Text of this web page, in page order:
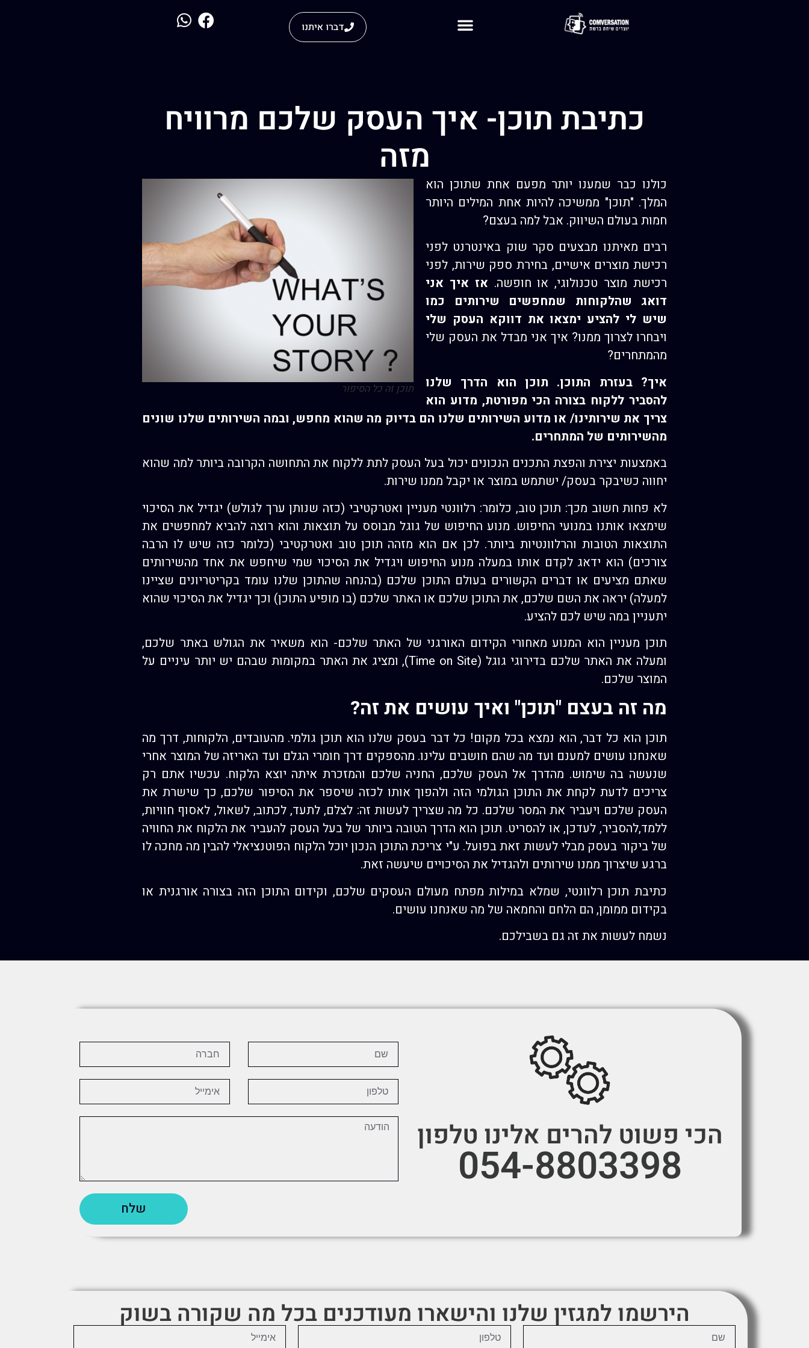
דברו איתנו
כתיבת תוכן- איך העסק שלכם מרוויח
מזה
תוכן זה כל הסיפור
כולנו כבר שמענו יותר מפעם אחת שתוכן הוא
המלך. "תוכן" ממשיכה להיות אחת המילים היותר
חמות בעולם השיווק. אבל למה בעצם?
רבים מאיתנו מבצעים סקר שוק באינטרנט לפני
רכישת מוצרים אישיים, בחירת ספק שירות, לפני
רכישת מוצר טכנולוגי, או חופשה. אז איך אני
דואג שהלקוחות שמחפשים שירותים כמו
שיש לי להציע ימצאו את דווקא העסק שלי
ויבחרו לצרוך ממנו? איך אני מבדל את העסק שלי
מהמתחרים?
איך? בעזרת התוכן. תוכן הוא הדרך שלנו
להסביר ללקוח בצורה הכי מפורטת, מדוע הוא
צריך את שירותינו/ או מדוע השירותים שלנו הם בדיוק מה שהוא מחפש, ובמה השירותים שלנו שונים
מהשירותים של המתחרים.
באמצעות יצירת והפצת התכנים הנכונים יכול בעל העסק לתת ללקוח את התחושה הקרובה ביותר למה שהוא
יחווה כשיבקר בעסק/ ישתמש במוצר או יקבל ממנו שירות.
לא פחות חשוב מכך: תוכן טוב, כלומר: רלוונטי מעניין ואטרקטיבי (כזה שנותן ערך לגולש) יגדיל את הסיכוי
שימצאו אותנו במנועי החיפוש. מנוע החיפוש של גוגל מבוסס על תוצאות והוא רוצה להביא למחפשים את
התוצאות הטובות והרלוונטיות ביותר. לכן אם הוא מזהה תוכן טוב ואטרקטיבי (כלומר כזה שיש לו הרבה
צורכים) הוא ידאג לקדם אותו במעלה מנוע החיפוש ויגדיל את הסיכוי שמי שיחפש את אחד מהשירותים
שאתם מציעים או דברים הקשורים בעולם התוכן שלכם (בהנחה שהתוכן שלנו עומד בקריטריונים שציינו
למעלה) יראה את השם שלכם, את התוכן שלכם או האתר שלכם (בו מופיע התוכן) וכך יגדיל את הסיכוי שהוא
יתעניין במה שיש לכם להציע.
תוכן מעניין הוא המנוע מאחורי הקידום האורגני של האתר שלכם- הוא משאיר את הגולש באתר שלכם,
ומעלה את האתר שלכם בדירוגי גוגל (Time on Site), ומציג את האתר במקומות שבהם יש יותר עיניים על
המוצר שלכם.
מה זה בעצם "תוכן" ואיך עושים את זה?
תוכן הוא כל דבר, הוא נמצא בכל מקום! כל דבר בעסק שלנו הוא תוכן גולמי. מהעובדים, הלקוחות, דרך מה
שאנחנו עושים למענם ועד מה שהם חושבים עלינו. מהספקים דרך חומרי הגלם ועד האריזה של המוצר אחרי
שנעשה בה שימוש. מהדרך אל העסק שלכם, החניה שלכם והמזכרת איתה יוצא הלקוח. עכשיו אתם רק
צריכים לדעת לקחת את התוכן הגולמי הזה ולהפוך אותו לכזה שיספר את הסיפור שלכם, כך שישרת את
העסק שלכם ויעביר את המסר שלכם. כל מה שצריך לעשות זה: לצלם, לתעד, לכתוב, לשאול, לאסוף חוויות,
ללמד,להסביר, לעדכן, או להסריט. תוכן הוא הדרך הטובה ביותר של בעל העסק להעביר את הלקוח את החוויה
של ביקור בעסק מבלי לעשות זאת בפועל. ע"י צריכת התוכן הנכון יוכל הלקוח הפוטנציאלי להבין מה מחכה לו
ברגע שיצרוך ממנו שירותים ולהגדיל את הסיכויים שיעשה זאת.
כתיבת תוכן רלוונטי, שמלא במילות מפתח מעולם העסקים שלכם, וקידום התוכן הזה בצורה אורגנית או
בקידום ממומן, הם הלחם והחמאה של מה שאנחנו עושים.
נשמח לעשות את זה גם בשבילכם.
הכי פשוט להרים אלינו טלפון
054-8803398
שלח
הירשמו למגזין שלנו והישארו מעודכנים בכל מה שקורה בשוק